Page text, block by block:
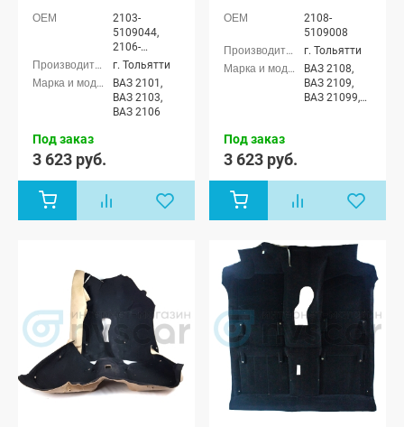
2103-
5109044,
2106-
5109014
г. Тольятти
ВАЗ 2101,
ВАЗ 2103,
ВАЗ 2106
Под заказ
3 623 руб.
2108-
5109008
г. Тольятти
ВАЗ 2108,
ВАЗ 2109,
ВАЗ 21099,
Под заказ
3 623 руб.